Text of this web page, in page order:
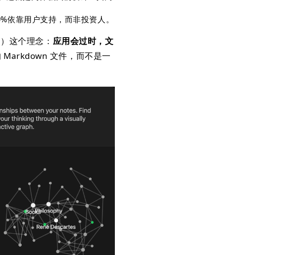
靠用户支持，而非投资人。
这个理念： 应用会过时，文
Markdown 文件，而不是一